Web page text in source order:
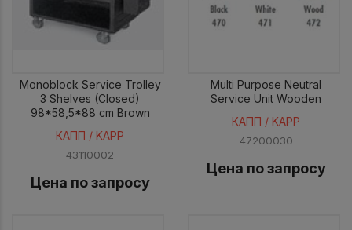
Monoblock Service Trolley
3 Shelves (Closed)
98*58,5*88 cm Brown
КАПП / KAPP
43110002
Цена по запросу
Multi Purpose Neutral
Service Unit Wooden
КАПП / KAPP
47200030
Цена по запросу